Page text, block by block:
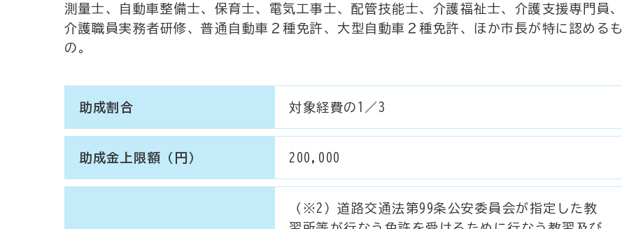
測量士、自動車整備士、保育士、電気工事士、配管技能士、介護福祉士、介護支援専門員、
介護職員実務者研修、普通自動車２種免許、大型自動車２種免許、ほか市長が特に認めるも
の。
助成割合 対象経費の1／3
助成金上限額（円） 200,000
（※2）道路交通法第99条公安委員会が指定した教